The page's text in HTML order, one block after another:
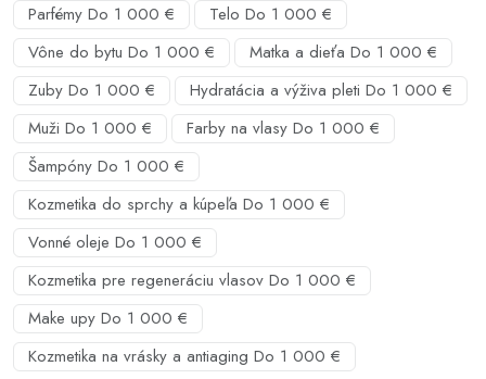
Parfémy Do 1 000 €
Telo Do 1 000 €
Vône do bytu Do 1 000 €
Matka a dieťa Do 1 000 €
Zuby Do 1 000 €
Hydratácia a výživa pleti Do 1 000 €
Muži Do 1 000 €
Farby na vlasy Do 1 000 €
Šampóny Do 1 000 €
Kozmetika do sprchy a kúpeľa Do 1 000 €
Vonné oleje Do 1 000 €
Kozmetika pre regeneráciu vlasov Do 1 000 €
Make upy Do 1 000 €
Kozmetika na vrásky a antiaging Do 1 000 €